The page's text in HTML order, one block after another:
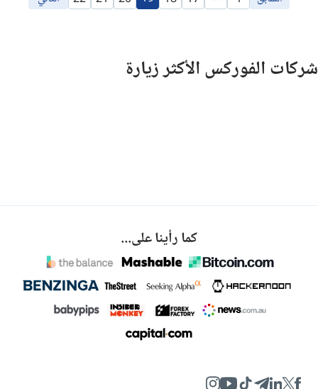
شركات الفوركس الأكثر زيارة
كما رأينا على...